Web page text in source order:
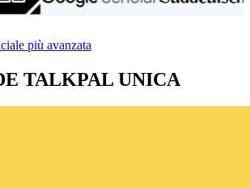
più avanzata
TALKPAL UNICA